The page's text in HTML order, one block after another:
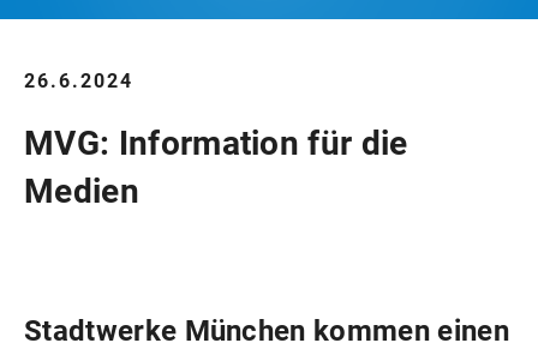
26.6.2024
MVG: Information für die
Medien
Stadtwerke München kommen einen